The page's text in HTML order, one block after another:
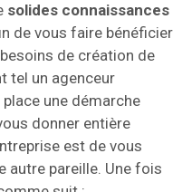
solides connaissances
de vous faire bénéficier
de création de
tel un agenceur
une démarche
donner entière
est de vous
autre pareille. Une fois